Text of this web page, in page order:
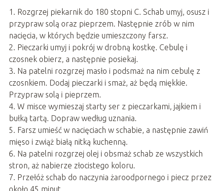
1. Rozgrzej piekarnik do 180 stopni C. Schab umyj, osusz i
przypraw solą oraz pieprzem. Następnie zrób w nim
nacięcia, w których będzie umieszczony farsz.
2. Pieczarki umyj i pokrój w drobną kostkę. Cebulę i
czosnek obierz, a następnie posiekaj.
3. Na patelni rozgrzej masło i podsmaż na nim cebulę z
czosnkiem. Dodaj pieczarki i smaż, aż będą miękkie.
Przypraw solą i pieprzem.
4. W misce wymieszaj starty ser z pieczarkami, jajkiem i
bułką tartą. Dopraw według uznania.
5. Farsz umieść w nacięciach w schabie, a następnie zawiń
mięso i zwiąż białą nitką kuchenną.
6. Na patelni rozgrzej olej i obsmaż schab ze wszystkich
stron, aż nabierze złocistego koloru.
7. Przełóż schab do naczynia żaroodpornego i piecz przez
około 45 minut.